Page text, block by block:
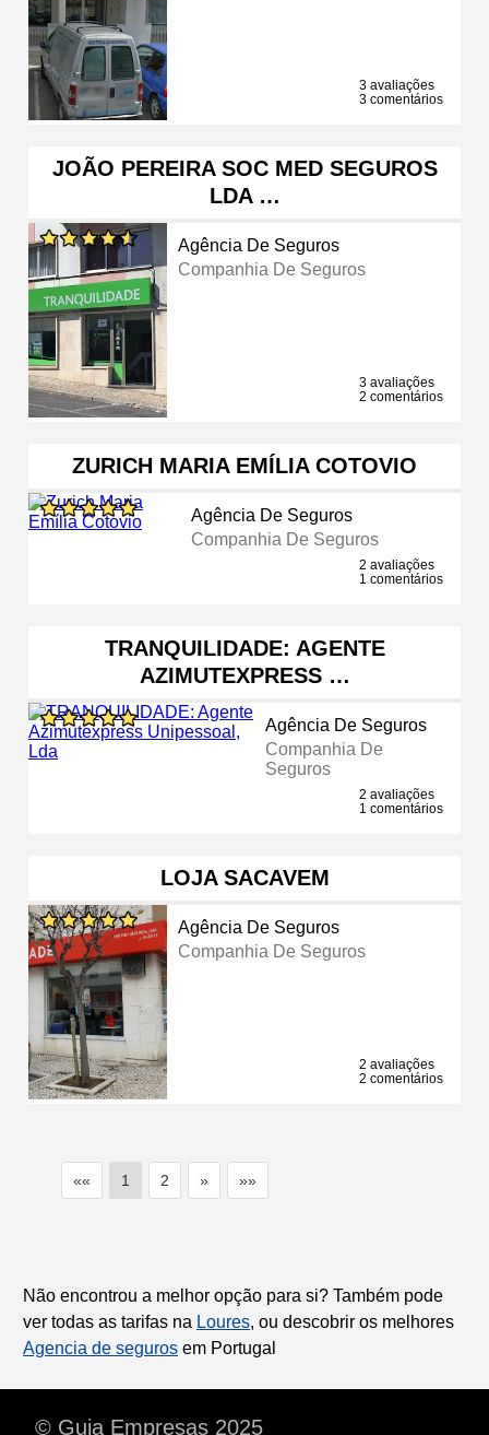
3 avaliações
3 comentários
JOÃO PEREIRA SOC MED SEGUROS
LDA …
Agência De Seguros
Companhia De Seguros
3 avaliações
2 comentários
ZURICH MARIA EMÍLIA COTOVIO
Agência De Seguros
Companhia De Seguros
2 avaliações
1 comentários
TRANQUILIDADE: AGENTE
AZIMUTEXPRESS …
Agência De Seguros
Companhia De
Seguros
2 avaliações
1 comentários
LOJA SACAVEM
Agência De Seguros
Companhia De Seguros
2 avaliações
2 comentários
«« 1 2 » »»
Não encontrou a melhor opção para si? Também pode
ver todas as tarifas na Loures, ou descobrir os melhores
Agencia de seguros em Portugal
© Guia Empresas 2025